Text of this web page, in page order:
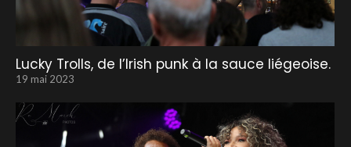
Lucky Trolls, de l’Irish punk à la sauce liégeoise.
19 mai 2023